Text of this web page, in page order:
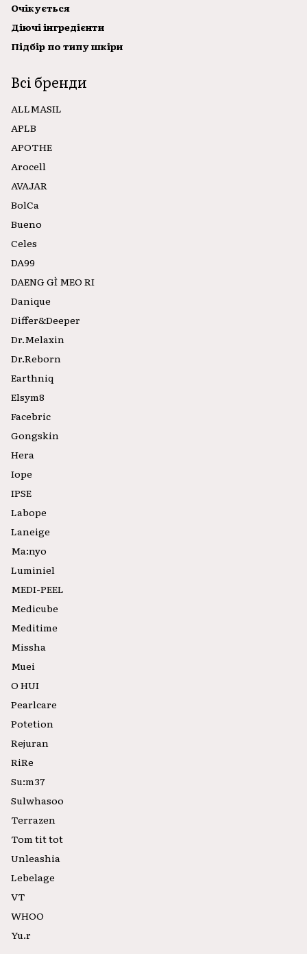
Очікується
Діючі інгредієнти
Підбір по типу шкіри
Всі бренди
ALLMASIL
APLB
APOTHE
Arocell
AVAJAR
BolCa
Bueno
Celes
DA99
DAENG GÌ MEO RI
Danique
Differ&Deeper
Dr.Melaxin
Dr.Reborn
Earthniq
Elsym8
Facebric
Gongskin
Hera
Iope
IPSE
Labope
Laneige
Ma:nyo
Luminiel
MEDI-PEEL
Medicube
Meditime
Missha
Muei
O HUI
Pearlcare
Potetion
Rejuran
RiRe
Su:m37
Sulwhasoo
Terrazen
Tom tit tot
Unleashia
Lebelage
VT
WHOO
Yu.r